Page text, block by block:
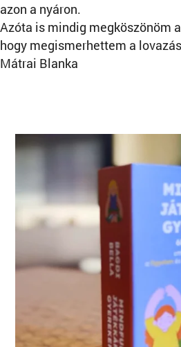
azon a nyáron.
Azóta is mindig megköszönöm
hogy megismerhettem a
Mátrai Blanka